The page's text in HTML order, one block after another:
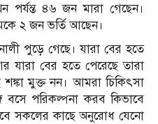
পর্যন্ত ৪৬ জন মারা গেছেন।
২ জন ভর্তি আছেন।
পুড়ে গেছে। যারা বের হতে
যারা বের হতে পেরেছে তারা
মুক্ত নন। আমরা চিকিৎসা
বসে পরিকল্পনা করব কিভাবে
সকলের কাছে অনুরোধ যেনো